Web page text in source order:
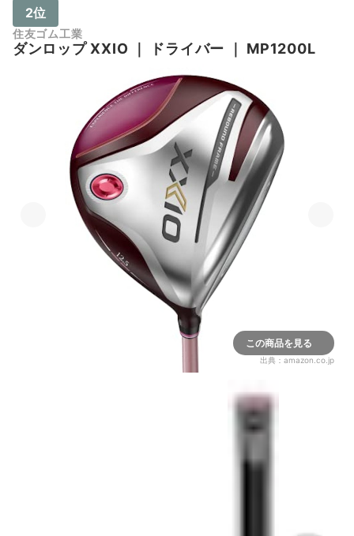
2位
住友ゴム工業
ダンロップ XXIO ｜ ドライバー ｜ MP1200L
この商品を見る
出典： amazon.co.jp